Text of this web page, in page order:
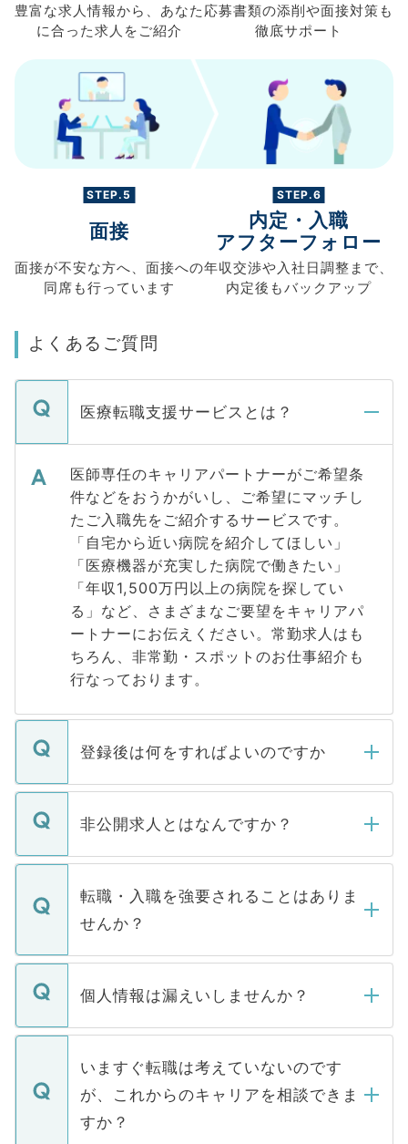
豊富な求人情報から、 あなた
に合った求人を ご紹介
応募書類の添削や面接対策も
徹底サポート
STEP.5
面接
面接が不安な方へ、 面接への
同席も行っています
STEP.6
内定・入職
アフターフォロー
年収交渉や入社日調整まで、
内定後もバックアップ
よくあるご質問
医療転職支援サービスとは？
医師専任のキャリアパートナーがご希望条
件などをおうかがいし、ご希望にマッチし
たご入職先をご紹介するサービスです。
「自宅から近い病院を紹介してほしい」
「医療機器が充実した病院で働きたい」
「年収1,500万円以上の病院を探してい
る」など、さまざまなご要望をキャリアパ
ートナーにお伝えください。常勤求人はも
ちろん、非常勤・スポットのお仕事紹介も
行なっております。
登録後は何をすればよいのですか
ご登録いただきましたら、弊社担当者がご
登録内容を確認し、その後メールもしくは
ます。通常、5営業日以内にはご連絡をせて
いただきますので、しばらくお待ちくださ
非公開求人とはなんですか？
マイナビDOCTORで取り扱っている求人の
うち約3割は、Webサイトからご覧いただ
けない「非公開求人」です。非公開求人は
下記の理由によって、一般には公開してい
ません。
■応募殺到を避けるため 人気のある医療機
関を公にしてしまうと、応募が殺到する場
に、医療機関が求める条件に合った人材の
みを人材紹介会社に依頼するケースが増え
ています。
転職・入職を強要されることはありま
せんか？
転職・入職を強要することは一切ありませ
ん。また、仮に応募先から内定をいただい
定を承諾する必要はありません。内定先へ
の辞退の連絡はキャリアパートナーが行い
個人情報は漏えいしませんか？
個人情報が漏えいすることはありませんの
で、ご安心ください。当サイトからの登録
などで収集したご登録者様の個人情報は、
ご本人のキャリアアップおよび転職活動の
支援を目的に使用いたします。お預かりし
いますぐ転職は考えていないのです
が、これからのキャリアを相談できま
すか？